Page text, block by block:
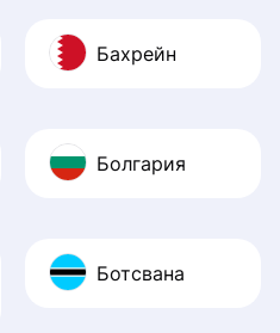
Бахрейн
Болгария
Ботсвана